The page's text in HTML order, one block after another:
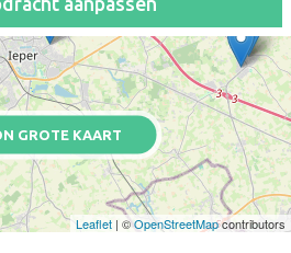
GROTE KAART
Leaflet | ©OpenStreetMapcontributors